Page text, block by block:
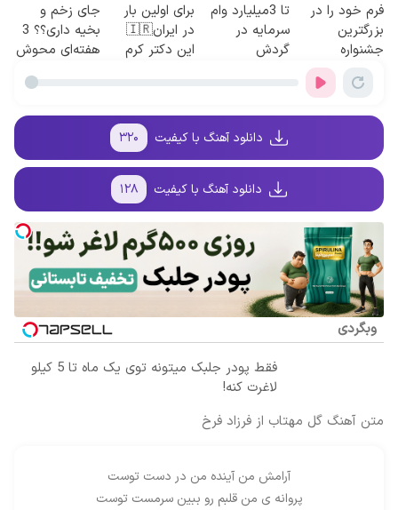
فرم خود را در
بزرگترین
جشنواره
ایمپلنت تهران
پر کنید ! | فقط
تا 3میلیارد وام
سرمایه در
گردش
برای اولین بار
در ایران🇮🇷
این دکتر کرم
جای زخم و
بخیه داری؟؟ 3
هفته‌ای محوش
دانلود آهنگ با کیفیت ۳۲۰
دانلود آهنگ با کیفیت ۱۲۸
وبگردی
فقط پودر جلبک میتونه توی یک ماه تا 5 کیلو
لاغرت کنه!
متن آهنگ گل مهتاب از فرزاد فرخ
آرامش من آینده من در دست توست
پروانه ی من قلبم رو ببین سرمست توست